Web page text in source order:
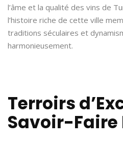
l’âme et la qualité des vins de
l’histoire riche de cette ville
traditions séculaires et
harmonieusement.
Terroirs
Savoir-